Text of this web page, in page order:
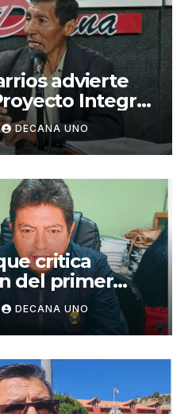
advierte
Integral
para
DECANA UNO
critica
del primer
de Keiko
DECANA UNO